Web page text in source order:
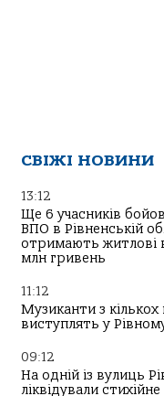
СВІЖІ НОВИНИ
13:12
Ще 6 учасників
ВПО в Рівненській
отримають житлові
млн гривень
11:12
Музиканти з кількох
виступлять у
09:12
На одній із вулиць
ліквідували стихійне